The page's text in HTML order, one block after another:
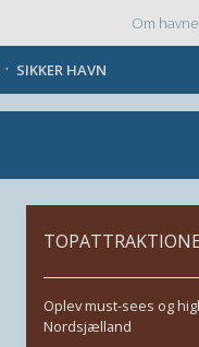
Om
SIKKER HAVN
Oplev must-sees og
Nordsjælland